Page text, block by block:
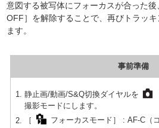
意図する被写体にフォーカスが合った
OFF］を解除することで、再びトラッ
ます。
事前準備
静止画/動画/S&Q切換ダイヤルを
撮影モードにします。
［
フォーカスモード］ : AF-C（